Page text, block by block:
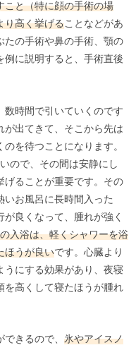
こと（特に顔の手術の場
り高く挙げることなどがあ
たの手術や鼻の手術、顎の
例に説明すると、手術直後
数時間で引いていくのです
が出てきて、そこから先は
を待つことになります。
ので、その間は安静にし
げることが重要です。その
いお風呂に長時間入った
良くなって、腫れが強く
入浴は、軽くシャワーを浴
ほうが良いです。心臓より
うにする効果があり、夜寝
を高くして寝たほうが腫れ
きるので、 氷やアイスノ